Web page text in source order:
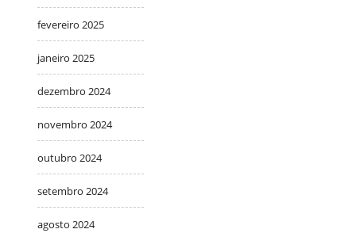
fevereiro 2025
janeiro 2025
dezembro 2024
novembro 2024
outubro 2024
setembro 2024
agosto 2024